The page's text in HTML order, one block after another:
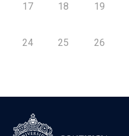
17 18 19
24 25 26